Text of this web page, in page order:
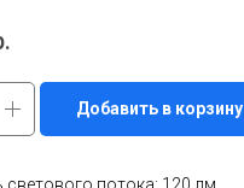
Добавить в корзину